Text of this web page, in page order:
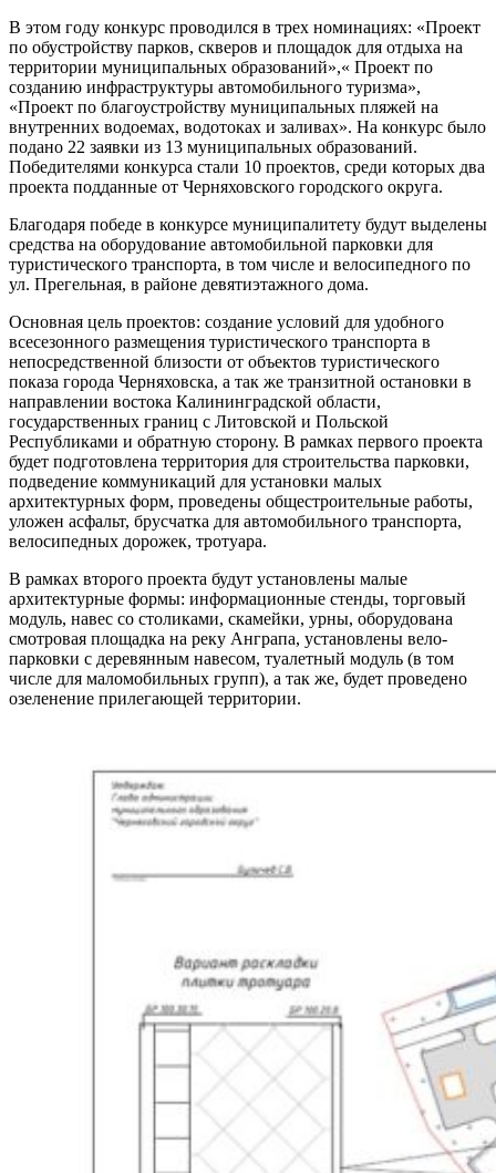
В этом году конкурс проводился в трех номинациях: «Проект
по обустройству парков, скверов и площадок для отдыха на
территории муниципальных образований»,« Проект по
созданию инфраструктуры автомобильного туризма»,
«Проект по благоустройству муниципальных пляжей на
внутренних водоемах, водотоках и заливах». На конкурс было
подано 22 заявки из 13 муниципальных образований.
Победителями конкурса стали 10 проектов, среди которых два
проекта подданные от Черняховского городского округа.
Благодаря победе в конкурсе муниципалитету будут выделены
средства на оборудование автомобильной парковки для
туристического транспорта, в том числе и велосипедного по
ул. Прегельная, в районе девятиэтажного дома.
Основная цель проектов: создание условий для удобного
всесезонного размещения туристического транспорта в
непосредственной близости от объектов туристического
показа города Черняховска, а так же транзитной остановки в
направлении востока Калининградской области,
государственных границ с Литовской и Польской
Республиками и обратную сторону. В рамках первого проекта
будет подготовлена территория для строительства парковки,
подведение коммуникаций для установки малых
архитектурных форм, проведены общестроительные работы,
уложен асфальт, брусчатка для автомобильного транспорта,
велосипедных дорожек, тротуара.
В рамках второго проекта будут установлены малые
архитектурные формы: информационные стенды, торговый
модуль, навес со столиками, скамейки, урны, оборудована
смотровая площадка на реку Анграпа, установлены вело-
парковки с деревянным навесом, туалетный модуль (в том
числе для маломобильных групп), а так же, будет проведено
озеленение прилегающей территории.